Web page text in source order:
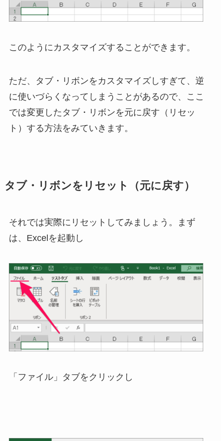
このようにカスタマイズすることができます。
ただ、タブ・リボンをカスタマイズしすぎて、逆
に使いづらくなってしまうことがあるので、ここ
では変更したタブ・リボンを元に戻す（リセッ
ト）する方法をみていきます。
タブ・リボンをリセット（元に戻す）
それでは実際にリセットしてみましょう。まず
は、Excelを起動し
「ファイル」タブをクリックし